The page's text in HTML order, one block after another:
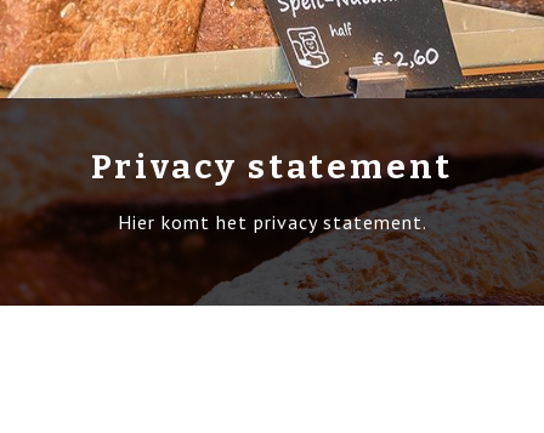
NIEUWS
WEBSHOP
VACATURES
CONTACT
Privacy statement
Hier komt het privacy statement.